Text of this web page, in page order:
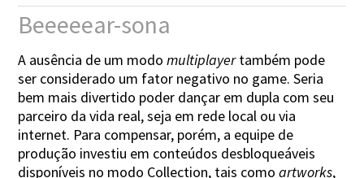
Beeeeear-sona
A ausência de um modomultiplayertambém pode
ser considerado um fator negativo no game. Seria
bem mais divertido poder dançar em dupla com seu
parceiro da vida real, seja em rede local ou via
internet. Para compensar, porém, a equipe de
produção investiu em conteúdos desbloqueáveis
disponíveis no modo Collection, tais comoartworks,